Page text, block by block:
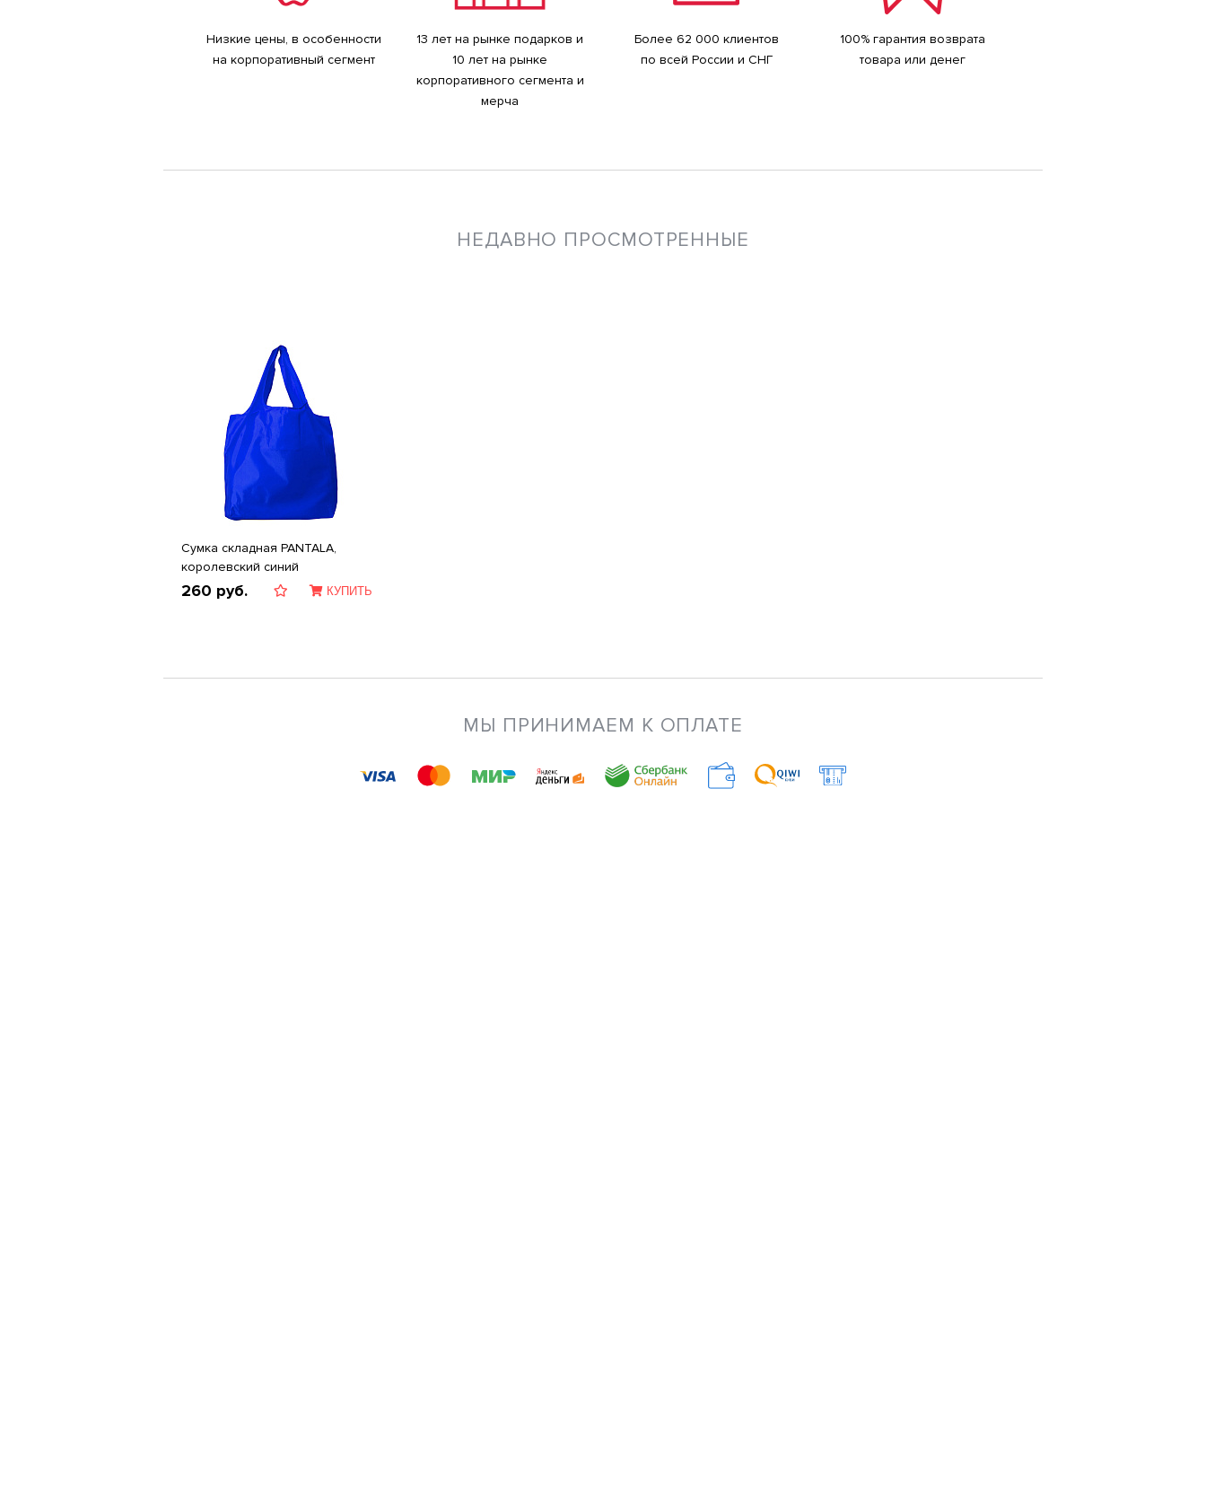
Низкие цены, в особенности
на корпоративный сегмент
13 лет на рынке подарков и
10 лет на рынке
корпоративного сегмента и
мерча
Более 62 000 клиентов
по всей России и СНГ
100% гарантия возврата
товара или денег
НЕДАВНО ПРОСМОТРЕННЫЕ
Сумка складная PANTALA,
королевский синий
260 руб. КУПИТЬ
МЫ ПРИНИМАЕМ К ОПЛАТЕ